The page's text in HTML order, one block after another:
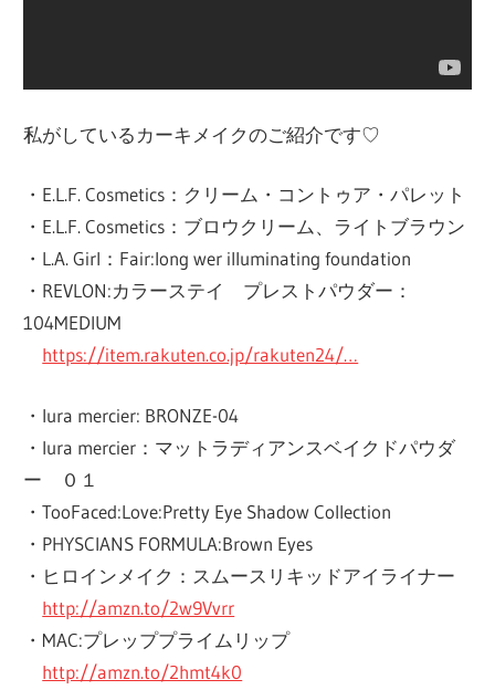
私がしているカーキメイクのご紹介です♡
・E.L.F. Cosmetics：クリーム・コントゥア・パレット
・E.L.F. Cosmetics：ブロウクリーム、ライトブラウン
・L.A. Girl：Fair:long wer illuminating foundation
・REVLON:カラーステイ プレストパウダー：
104MEDIUM
https://item.rakuten.co.jp/rakuten24/…
・lura mercier: BRONZE-04
・lura mercier：マットラディアンスベイクドパウダ
ー ０１
・TooFaced:Love:Pretty Eye Shadow Collection
・PHYSCIANS FORMULA:Brown Eyes
・ヒロインメイク：スムースリキッドアイライナー
http://amzn.to/2w9Vvrr
・MAC:プレッププライムリップ
http://amzn.to/2hmt4k0